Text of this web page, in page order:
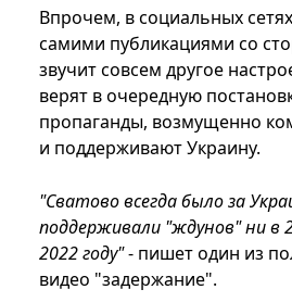
Впрочем, в социальных
самими публикациями со
звучит совсем другое
верят в очередную
пропаганды, возмущенно
и поддерживают Украину.
"Сватово всегда было за
поддерживали "ждунов" ни в
2022 году"- пишет один из
видео "задержание".